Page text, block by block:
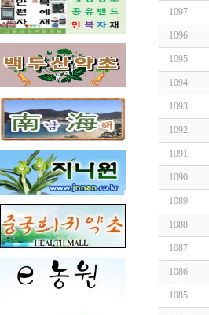
1097
1096
1095
1094
1093
1092
1091
1090
1089
1088
1087
1086
1085